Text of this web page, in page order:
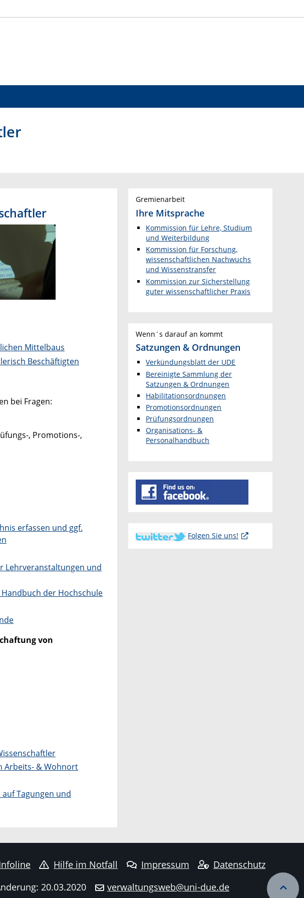
Mittelbaus
Beschäftigten
bei Fragen:
, Promotions-,
erfassen und ggf.
Lehrveranstaltungen und
der Hochschule
von
Arbeits- & Wohnort
Tagungen und
Gremienarbeit
Ihre Mitsprache
Kommission für Lehre, Studium
und Weiterbildung
Kommission für Forschung,
wissenschaftlichen Nachwuchs
und Wissenstransfer
Kommission zur Sicherstellung
guter wissenschaftlicher Praxis
Wenn´s darauf an kommt
Satzungen & Ordnungen
Verkündungsblatt der UDE
Bereinigte Sammlung der
Satzungen & Ordnungen
Habilitationsordnungen
Promotionsordnungen
Prüfungsordnungen
Organisations- &
Personalhandbuch
Folgen Sie uns!
Hilfe im Notfall Impressum
Datenschutz
20.03.2020 verwaltungsweb@uni-due.de